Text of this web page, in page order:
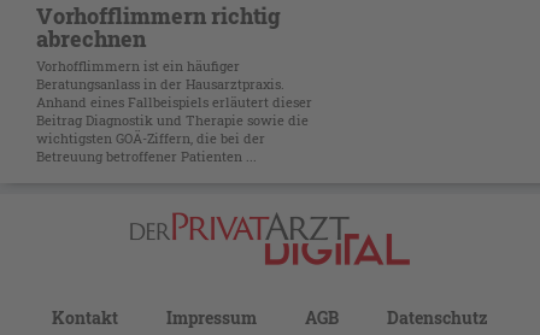
Vorhofflimmern richtig
abrechnen
Vorhofflimmern ist ein häufiger
Beratungsanlass in der Hausarztpraxis.
Anhand eines Fallbeispiels erläutert dieser
Beitrag Diagnostik und Therapie sowie die
wichtigsten GOÄ-Ziffern, die bei der
Betreuung betroffener Patienten ...
Kontakt Impressum AGB Datenschutz